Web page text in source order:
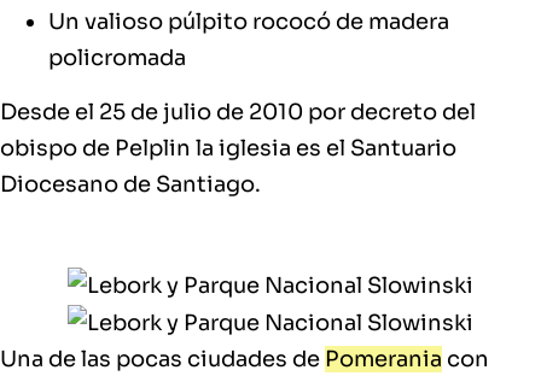
Un valioso púlpito rococó de madera
policromada
Desde el 25 de julio de 2010 por decreto del
obispo de Pelplin la iglesia es el Santuario
Diocesano de Santiago.
Una de las pocas ciudades de Pomerania con